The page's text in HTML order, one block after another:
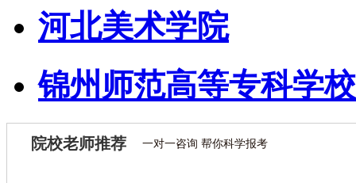
河北美术学院
锦州师范高等专科学校
院校老师推荐 一对一咨询 帮你科学报考